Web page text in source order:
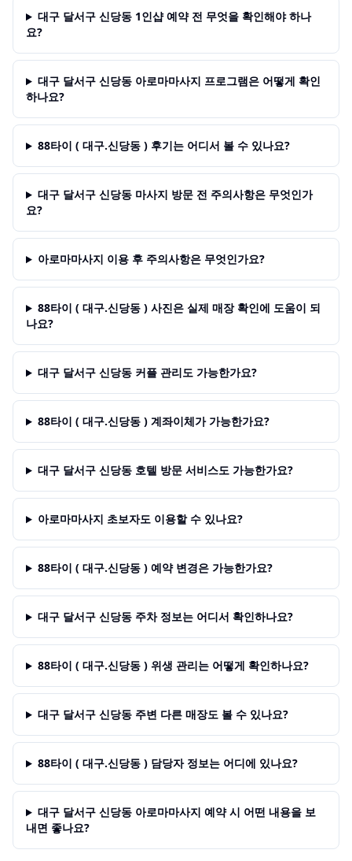
대구 달서구 신당동 1인샵 예약 전 무엇을 확인해야 하나
요?
대구 달서구 신당동 아로마마사지 프로그램은 어떻게 확인
하나요?
88타이 ( 대구.신당동 ) 후기는 어디서 볼 수 있나요?
대구 달서구 신당동 마사지 방문 전 주의사항은 무엇인가
요?
아로마마사지 이용 후 주의사항은 무엇인가요?
88타이 ( 대구.신당동 ) 사진은 실제 매장 확인에 도움이 되
나요?
대구 달서구 신당동 커플 관리도 가능한가요?
88타이 ( 대구.신당동 ) 계좌이체가 가능한가요?
대구 달서구 신당동 호텔 방문 서비스도 가능한가요?
아로마마사지 초보자도 이용할 수 있나요?
88타이 ( 대구.신당동 ) 예약 변경은 가능한가요?
대구 달서구 신당동 주차 정보는 어디서 확인하나요?
88타이 ( 대구.신당동 ) 위생 관리는 어떻게 확인하나요?
대구 달서구 신당동 주변 다른 매장도 볼 수 있나요?
88타이 ( 대구.신당동 ) 담당자 정보는 어디에 있나요?
대구 달서구 신당동 아로마마사지 예약 시 어떤 내용을 보
내면 좋나요?